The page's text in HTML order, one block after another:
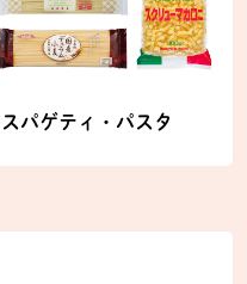
スパゲティ・パスタ